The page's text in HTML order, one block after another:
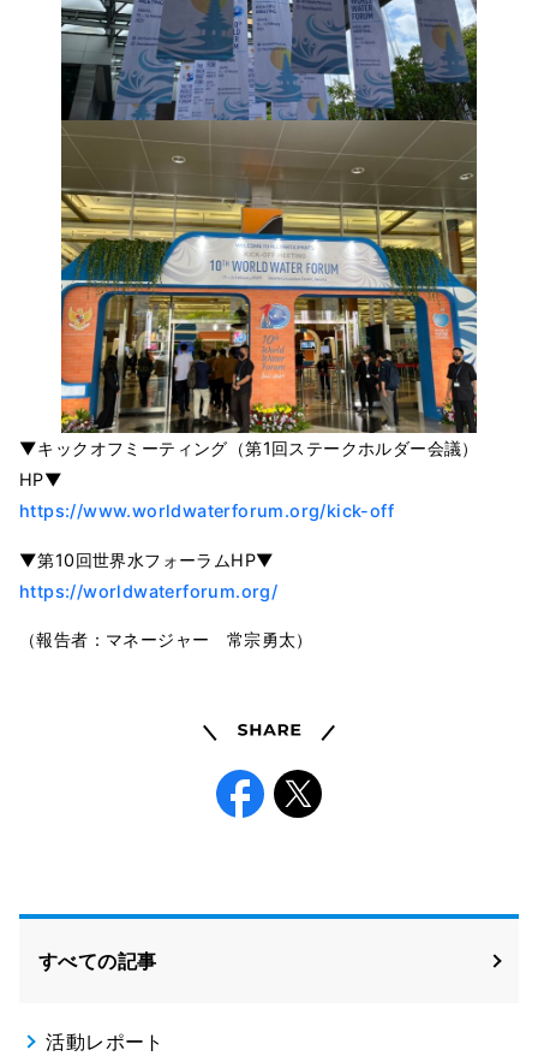
▼キックオフミーティング（第1回ステークホルダー会議）
HP▼
https://www.worldwaterforum.org/kick-off
▼第10回世界水フォーラムHP▼
https://worldwaterforum.org/
（報告者：マネージャー 常宗勇太）
Share
すべての記事
活動レポート